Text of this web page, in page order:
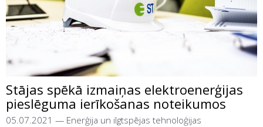
Stājas spēkā izmaiņas elektroenerģijas
pieslēguma ierīkošanas noteikumos
05.07.2021 — Enerģija un ilgtspējas tehnoloģijas